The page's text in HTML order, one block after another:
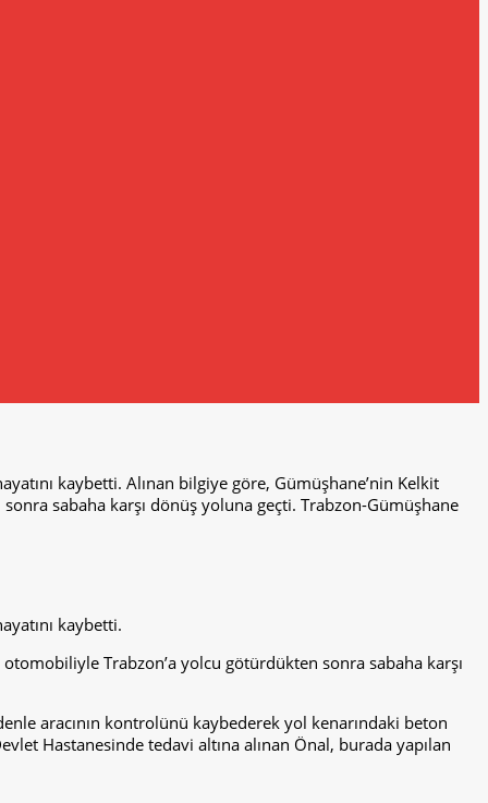
kaybetti. Alınan bilgiye göre, Gümüşhane’nin Kelkit
sabaha karşı dönüş yoluna geçti. Trabzon-Gümüşhane
kaybetti.
Trabzon’a yolcu götürdükten sonra sabaha karşı
aracının kontrolünü kaybederek yol kenarındaki beton
Hastanesinde tedavi altına alınan Önal, burada yapılan